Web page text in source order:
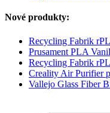
Nové produkty:
Recycling Fabrik
Prusament PLA
Recycling Fabrik
Creality Air Purifier
Vallejo Glass Fiber